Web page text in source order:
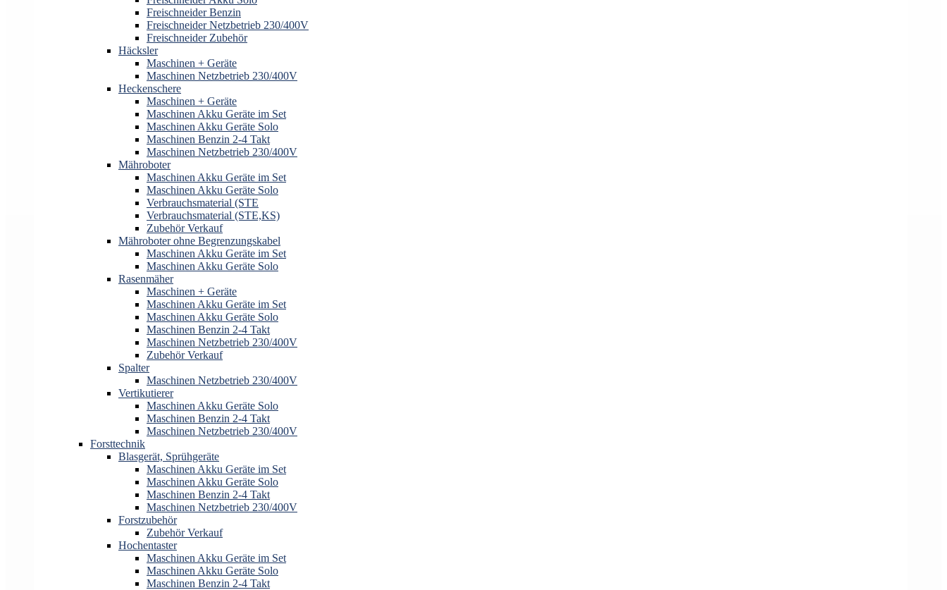
Freischneider Benzin
Freischneider Netzbetrieb 230/400V
Freischneider Zubehör
Häcksler
Maschinen + Geräte
Maschinen Netzbetrieb 230/400V
Heckenschere
Maschinen + Geräte
Maschinen Akku Geräte im Set
Maschinen Akku Geräte Solo
Maschinen Benzin 2-4 Takt
Maschinen Netzbetrieb 230/400V
Mähroboter
Maschinen Akku Geräte im Set
Maschinen Akku Geräte Solo
Verbrauchsmaterial (STE
Verbrauchsmaterial (STE,KS)
Zubehör Verkauf
Mähroboter ohne Begrenzungskabel
Maschinen Akku Geräte im Set
Maschinen Akku Geräte Solo
Rasenmäher
Maschinen + Geräte
Maschinen Akku Geräte im Set
Maschinen Akku Geräte Solo
Maschinen Benzin 2-4 Takt
Maschinen Netzbetrieb 230/400V
Zubehör Verkauf
Spalter
Maschinen Netzbetrieb 230/400V
Vertikutierer
Maschinen Akku Geräte Solo
Maschinen Benzin 2-4 Takt
Maschinen Netzbetrieb 230/400V
Forsttechnik
Blasgerät, Sprühgeräte
Maschinen Akku Geräte im Set
Maschinen Akku Geräte Solo
Maschinen Benzin 2-4 Takt
Maschinen Netzbetrieb 230/400V
Forstzubehör
Zubehör Verkauf
Hochentaster
Maschinen Akku Geräte im Set
Maschinen Akku Geräte Solo
Maschinen Benzin 2-4 Takt